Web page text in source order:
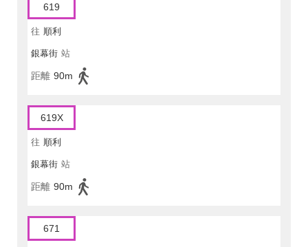
619
往 順利
銀幕街 站
距離 90m
619X
往 順利
銀幕街 站
距離 90m
671